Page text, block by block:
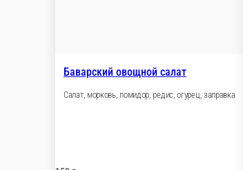
Баварский овощной салат
Салат, морковь, помидор, редис, огурец, заправка